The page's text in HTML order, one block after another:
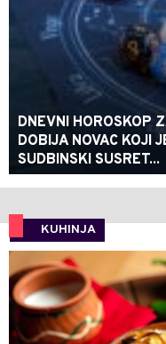
DNEVNI HOROSKOP
DOBIJA NOVAC KOJI
SUDBINSKI SUSRET...
KUHINJA